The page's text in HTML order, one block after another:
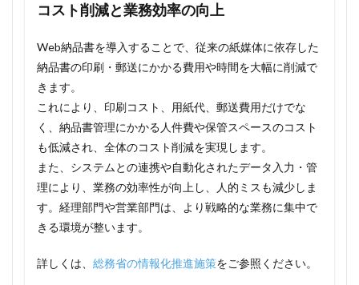
コスト削減と業務効率の向上
Web納品書を導入することで、従来の紙媒体に依存した
納品書の印刷・郵送にかかる費用や時間を大幅に削減で
きます。
これにより、印刷コスト、用紙代、郵送費用だけでな
く、納品書管理にかかる人件費や保管スペースのコスト
も低減され、全体のコスト削減を実現します。
また、システムとの連携や自動化されたデータ入力・管
理により、業務の効率性が向上し、人的ミスも減少しま
す。経理部門や営業部門は、より戦略的な業務に集中で
きる環境が整います。
詳しくは、 総務省の情報化推進施策をご参照ください。